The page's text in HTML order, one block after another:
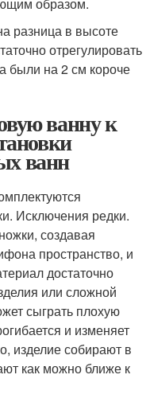
образом.
разница в высоте
отрегулировать
были на 2 см короче
ванну к
ванн
Исключения редки.
создавая
пространство, и
достаточно
или сложной
сыграть плохую
и изменяет
изделие собирают в
как можно ближе к